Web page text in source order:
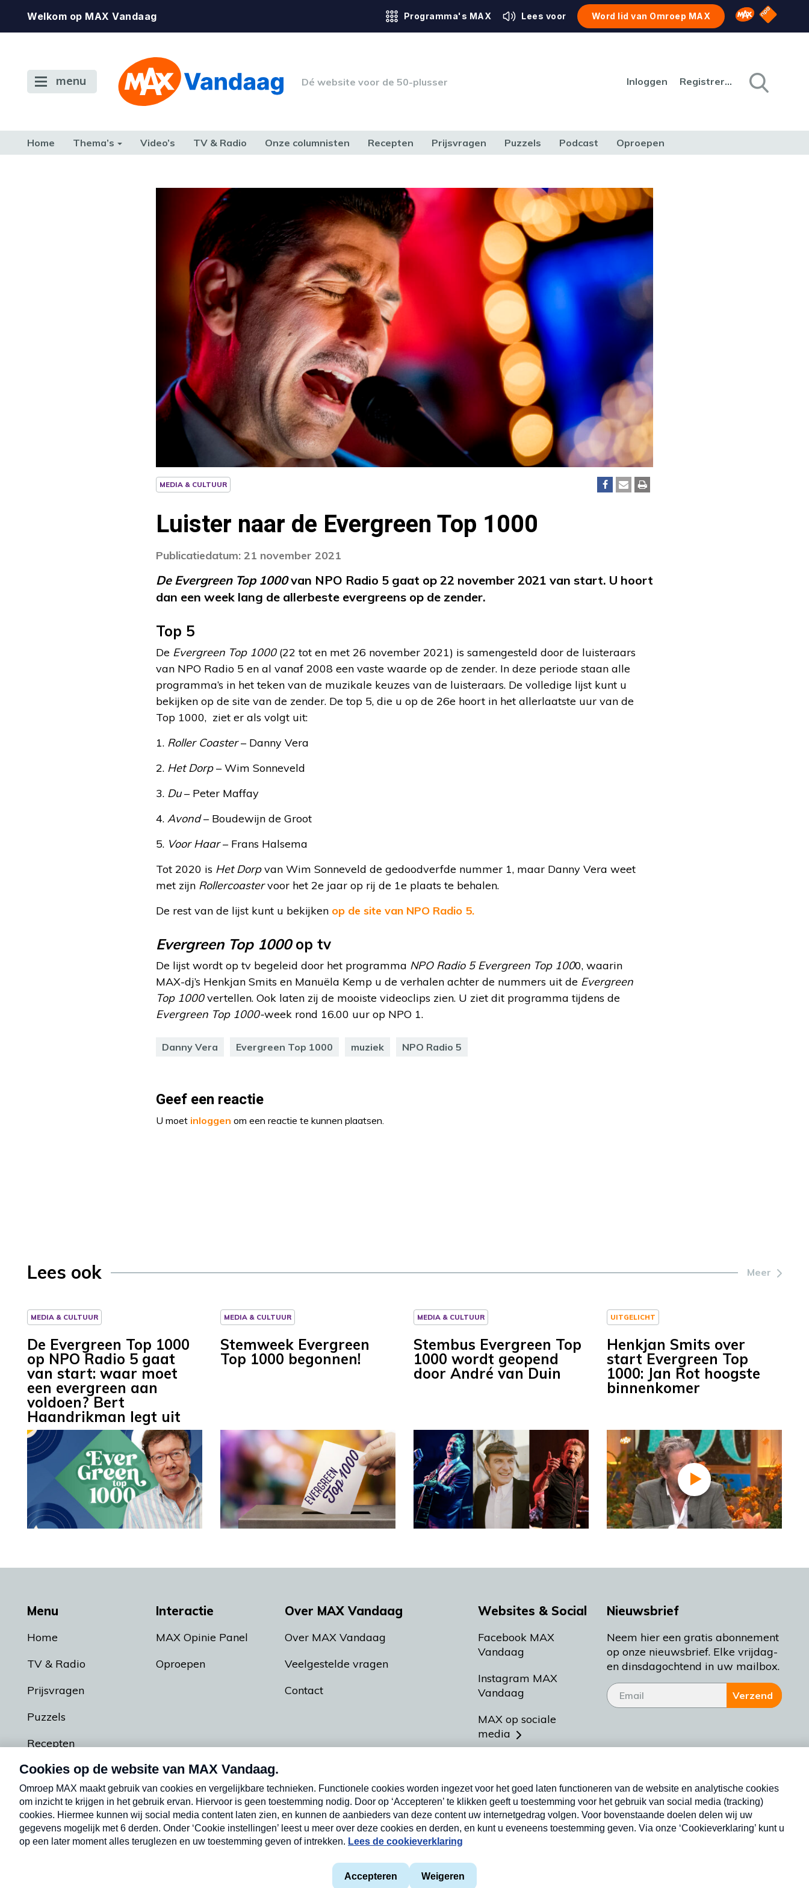
Welkom op MAX Vandaag Programma's MAX Lees voor Word lid van Omroep MAX Omroep MAX
NPO
menu Dé website voor de 50-plusser Inloggen Registreren
Home Thema’s Video’s TV & Radio Onze columnisten Recepten Prijsvragen Puzzels Podcast Oproepen
MEDIA & CULTUUR
Luister naar de Evergreen Top 1000
Publicatiedatum: 21 november 2021
De Evergreen Top 1000van NPO Radio 5 gaat op 22 november 2021 van start. U hoort
dan een week lang de allerbeste evergreens op de zender.
Top 5
De Evergreen Top 1000(22 tot en met 26 november 2021) is samengesteld door de luisteraars
van NPO Radio 5 en al vanaf 2008 een vaste waarde op de zender. In deze periode staan alle
programma’s in het teken van de muzikale keuzes van de luisteraars. De volledige lijst kunt u
bekijken op de site van de zender. De top 5, die u op de 26e hoort in het allerlaatste uur van de
Top 1000, ziet er als volgt uit:
1. Roller Coaster– Danny Vera
2. Het Dorp– Wim Sonneveld
3. Du– Peter Maffay
4. Avond– Boudewijn de Groot
5. Voor Haar– Frans Halsema
Tot 2020 is Het Dorpvan Wim Sonneveld de gedoodverfde nummer 1, maar Danny Vera weet
met zijn Rollercoastervoor het 2e jaar op rij de 1e plaats te behalen.
De rest van de lijst kunt u bekijken op de site van NPO Radio 5.
Evergreen Top 1000op tv
De lijst wordt op tv begeleid door het programma NPO Radio 5 Evergreen Top 1000, waarin
MAX-dj’s Henkjan Smits en Manuëla Kemp u de verhalen achter de nummers uit de Evergreen
Top 1000vertellen. Ook laten zij de mooiste videoclips zien. U ziet dit programma tijdens de
Evergreen Top 1000-week rond 16.00 uur op NPO 1.
Danny Vera Evergreen Top 1000 muziek NPO Radio 5
Geef een reactie
U moet inloggen om een reactie te kunnen plaatsen.
Lees ook Meer
MEDIA & CULTUUR
De Evergreen Top 1000
op NPO Radio 5 gaat
van start: waar moet
een evergreen aan
voldoen? Bert
Haandrikman legt uit
MEDIA & CULTUUR
Stemweek Evergreen
Top 1000 begonnen!
MEDIA & CULTUUR
Stembus Evergreen Top
1000 wordt geopend
door André van Duin
UITGELICHT
Henkjan Smits over
start Evergreen Top
1000: Jan Rot hoogste
binnenkomer
Menu
Home
TV & Radio
Prijsvragen
Puzzels
Recepten
Podcasts
Interactie
MAX Opinie Panel
Oproepen
Over MAX Vandaag
Over MAX Vandaag
Veelgestelde vragen
Contact
Websites & Social
Facebook MAX
Vandaag
Instagram MAX
Vandaag
MAX op sociale
media
Meldpunt Actueel
Heel Holland Bakt
Nieuwsbrief
Neem hier een gratis abonnement
op onze nieuwsbrief. Elke vrijdag-
en dinsdagochtend in uw mailbox.
Verzend
Privacyverklaring Cookieverklaring
Nieuwsbrief
Neem hier een gratis abonnement op onze